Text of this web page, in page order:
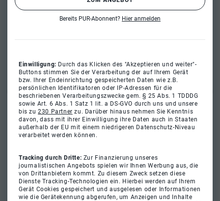
Bereits PUR-Abonnent? Hier anmelden
Einwilligung: Durch das Klicken des "Akzeptieren und weiter"-
Buttons stimmen Sie der Verarbeitung der auf Ihrem Gerät
bzw. Ihrer Endeinrichtung gespeicherten Daten wie z.B.
persönlichen Identifikatoren oder IP-Adressen für die
beschriebenen Verarbeitungszwecke gem. § 25 Abs. 1 TDDDG
sowie Art. 6 Abs. 1 Satz 1 lit. a DS-GVO durch uns und unsere
bis zu230 Partner zu. Darüber hinaus nehmen Sie Kenntnis
davon, dass mit ihrer Einwilligung ihre Daten auch in Staaten
außerhalb der EU mit einem niedrigeren Datenschutz-Niveau
verarbeitet werden können.
Tracking durch Dritte: Zur Finanzierung unseres
journalistischen Angebots spielen wir Ihnen Werbung aus, die
von Drittanbietern kommt. Zu diesem Zweck setzen diese
Dienste Tracking-Technologien ein. Hierbei werden auf Ihrem
Gerät Cookies gespeichert und ausgelesen oder Informationen
wie die Gerätekennung abgerufen, um Anzeigen und Inhalte